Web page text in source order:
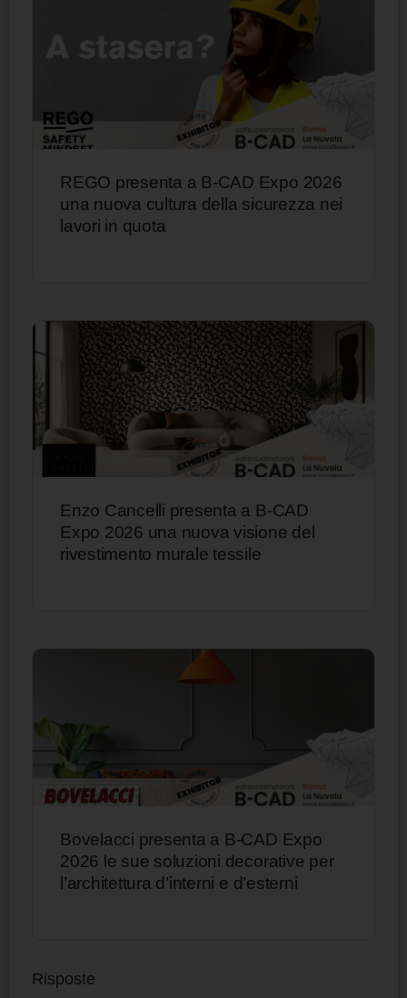
REGO presenta a B-CAD Expo 2026
una nuova cultura della sicurezza nei
lavori in quota
Enzo Cancelli presenta a B-CAD
Expo 2026 una nuova visione del
rivestimento murale tessile
Bovelacci presenta a B-CAD Expo
2026 le sue soluzioni decorative per
l’architettura d’interni e d’esterni
Risposte